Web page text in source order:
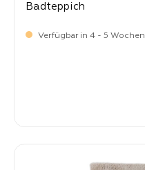
Badteppich
Verfügbar in 4 - 5 Wochen